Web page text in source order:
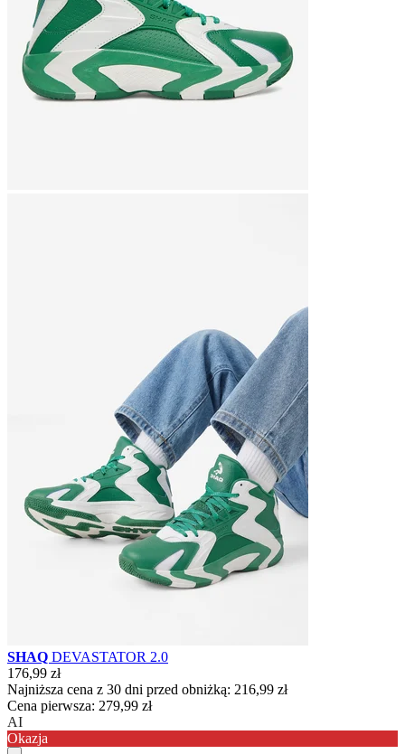
SHAQ DEVASTATOR 2.0
176,99 zł
Najniższa cena z 30 dni przed obniżką: 216,99 zł
Cena pierwsza: 279,99 zł
AI
Okazja